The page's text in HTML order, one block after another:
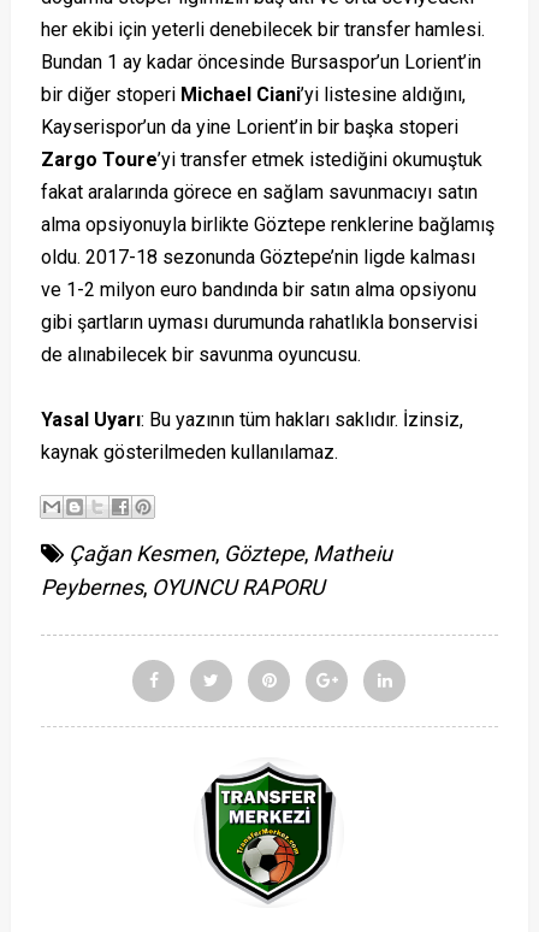
her ekibi için yeterli denebilecek bir transfer hamlesi.
Bundan 1 ay kadar öncesinde Bursaspor’un Lorient’in
bir diğer stoperi Michael Ciani’yi listesine aldığını,
Kayserispor’un da yine Lorient’in bir başka stoperi
Zargo Toure’yi transfer etmek istediğini okumuştuk
fakat aralarında görece en sağlam savunmacıyı satın
alma opsiyonuyla birlikte Göztepe renklerine bağlamış
oldu. 2017-18 sezonunda Göztepe’nin ligde kalması
ve 1-2 milyon euro bandında bir satın alma opsiyonu
gibi şartların uyması durumunda rahatlıkla bonservisi
de alınabilecek bir savunma oyuncusu.
Yasal Uyarı: Bu yazının tüm hakları saklıdır. İzinsiz,
kaynak gösterilmeden kullanılamaz.
Çağan Kesmen, Göztepe, Matheiu
Peybernes, OYUNCU RAPORU